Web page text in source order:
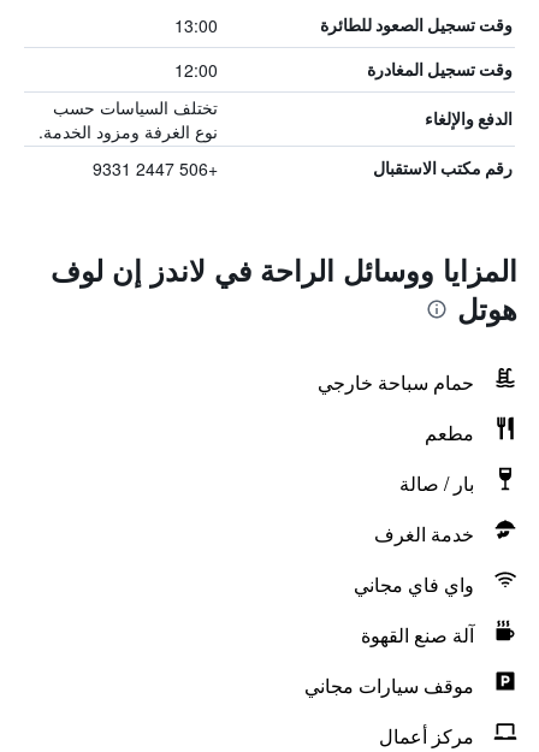
وقت تسجيل الصعود للطائرة 13:00
وقت تسجيل المغادرة 12:00
الدفع والإلغاء
تختلف السياسات حسب
نوع الغرفة ومزود الخدمة.
رقم مكتب الاستقبال +506 2447 9331
المزايا ووسائل الراحة في لاندز إن لوف
هوتل
حمام سباحة خارجي
مطعم
بار / صالة
خدمة الغرف
واي فاي مجاني
آلة صنع القهوة
موقف سيارات مجاني
مركز أعمال